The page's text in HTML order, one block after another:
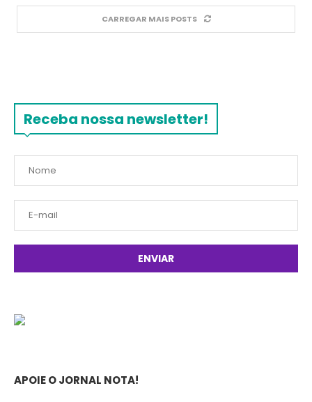
CARREGAR MAIS POSTS
Receba nossa newsletter!
APOIE O JORNAL NOTA!